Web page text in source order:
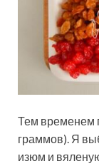
Тем временем
граммов). Я
изюм и